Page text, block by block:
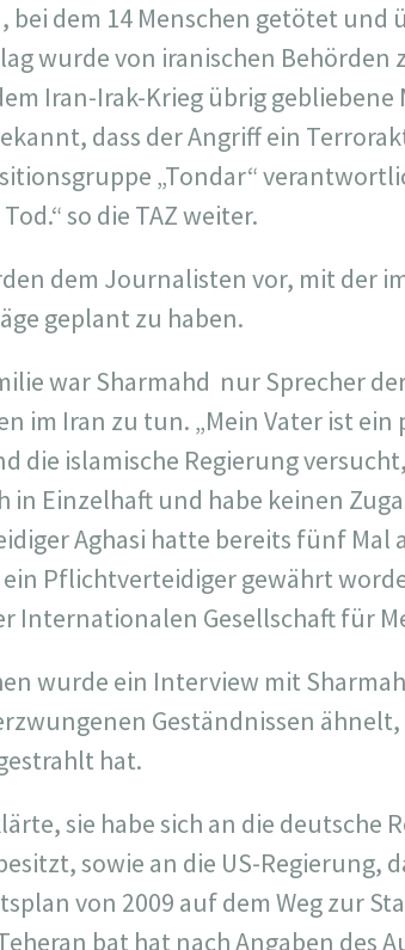
bei dem 14 Menschen getötet und
wurde von iranischen
Iran-Irak-Krieg übrig
dass der Angriff ein
„Tondar“
so die TAZ weiter.
dem Journalisten vor, mit der
geplant zu haben.
war Sharmahd nur Sprecher
im Iran zu tun. „Mein Vater ist
die islamische Regierung
in Einzelhaft und habe keinen
Aghasi hatte bereits fünf
Pflichtverteidiger gewährt
Internationalen Gesellschaft für
wurde ein Interview mit
Geständnissen ähnelt,
hat.
sie habe sich an die deutsche
sowie an die US-Regierung,
von 2009 auf dem Weg zur
bat hat nach Angaben des